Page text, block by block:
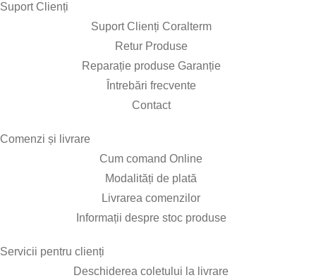
Suport Clienți​
Suport Clienți Coralterm
Retur Produse
Reparație produse Garanție
Întrebări frecvente
Contact
Comenzi și livrare​
Cum comand Online
Modalități de plată
Livrarea comenzilor
Informații despre stoc produse
Servicii pentru clienți​
Deschiderea coletului la livrare